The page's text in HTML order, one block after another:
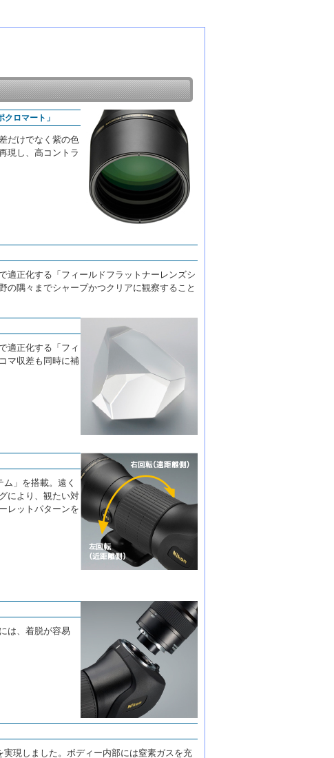
ロマート」
だけでなく紫の色
現し、高コントラ
適正化する「フィールドフラットナーレンズシ
の隅々までシャープかつクリアに観察すること
適正化する「フィ
マ収差も同時に補
」を搭載。遠く
により、観たい対
レットパターンを
は、着脱が容易
現しました。ボディー内部には窒素ガスを充